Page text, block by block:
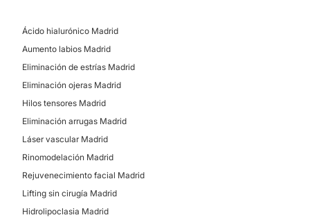
Ácido hialurónico Madrid
Aumento labios Madrid
Eliminación de estrías Madrid
Eliminación ojeras Madrid
Hilos tensores Madrid
Eliminación arrugas Madrid
Láser vascular Madrid
Rinomodelación Madrid
Rejuvenecimiento facial Madrid
Lifting sin cirugía Madrid
Hidrolipoclasia Madrid